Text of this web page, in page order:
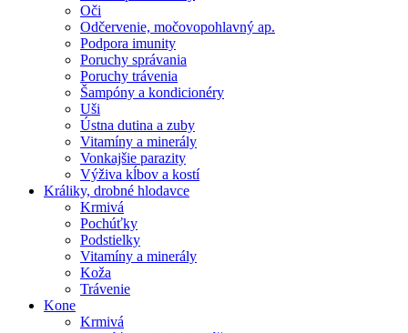
Oči
Odčervenie, močovopohlavný ap.
Podpora imunity
Poruchy správania
Poruchy trávenia
Šampóny a kondicionéry
Uši
Ústna dutina a zuby
Vitamíny a minerály
Vonkajšie parazity
Výživa kĺbov a kostí
Králiky, drobné hlodavce
Krmivá
Pochúťky
Podstielky
Vitamíny a minerály
Koža
Trávenie
Kone
Krmivá